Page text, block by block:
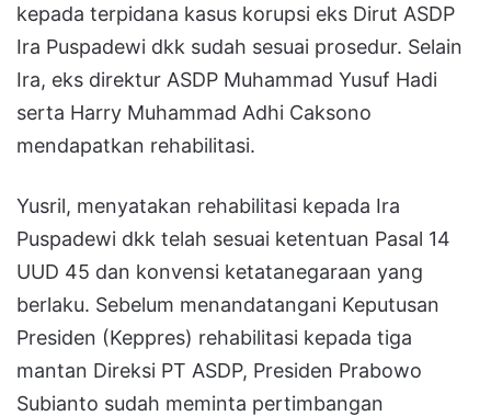
kepada terpidana kasus korupsi eks Dirut ASDP
Ira Puspadewi dkk sudah sesuai prosedur. Selain
Ira, eks direktur ASDP Muhammad Yusuf Hadi
serta Harry Muhammad Adhi Caksono
mendapatkan rehabilitasi.
Yusril, menyatakan rehabilitasi kepada Ira
Puspadewi dkk telah sesuai ketentuan Pasal 14
UUD 45 dan konvensi ketatanegaraan yang
berlaku. Sebelum menandatangani Keputusan
Presiden (Keppres) rehabilitasi kepada tiga
mantan Direksi PT ASDP, Presiden Prabowo
Subianto sudah meminta pertimbangan